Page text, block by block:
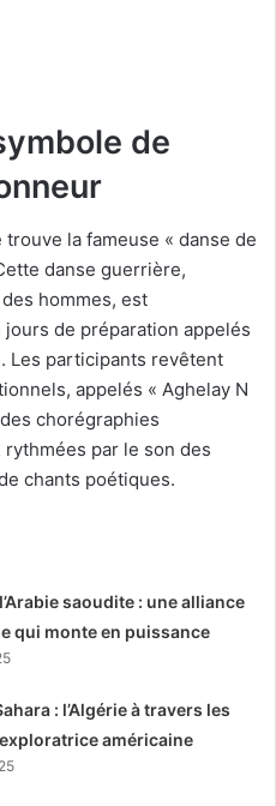
de
la fameuse « danse de
danse guerrière,
hommes, est
jours de préparation appelés
Les participants revêtent
appelés « Aghelay N
chorégraphies
par le son des
chants poétiques.
l’Arabie saoudite : une alliance
qui monte en puissance
: l’Algérie à travers les
exploratrice américaine